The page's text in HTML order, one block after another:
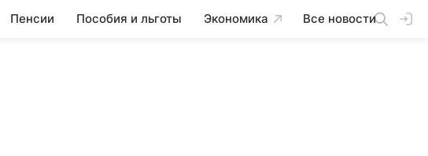
Пенсии Пособия и льготы Экономика Все новости